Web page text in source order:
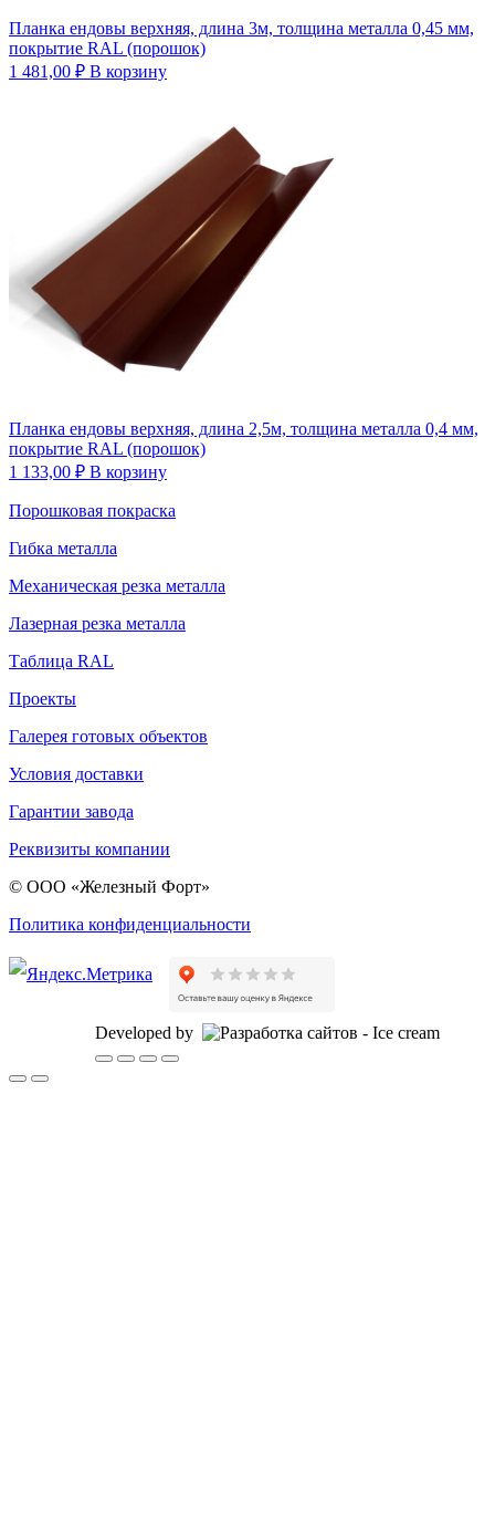
Планка ендовы верхняя, длина 3м, толщина металла 0,45 мм,
покрытие RAL (порошок)
1 481,00 ₽ В корзину
Планка ендовы верхняя, длина 2,5м, толщина металла 0,4 мм,
покрытие RAL (порошок)
1 133,00 ₽ В корзину
Порошковая покраска
Гибка металла
Механическая резка металла
Лазерная резка металла
Таблица RAL
Проекты
Галерея готовых объектов
Условия доставки
Гарантии завода
Реквизиты компании
© ООО «Железный Форт»
Политика конфиденциальности
Developed by